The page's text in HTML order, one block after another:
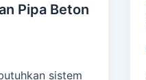
Pipa Beton
sistem